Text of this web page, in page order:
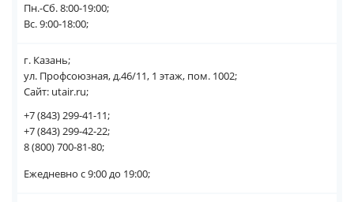
Пн.-Сб. 8:00-19:00;
Вс. 9:00-18:00;
г. Казань;
ул. Профсоюзная, д.46/11, 1 этаж, пом. 1002;
Сайт: utair.ru;
+7 (843) 299-41-11;
+7 (843) 299-42-22;
8 (800) 700-81-80;
Ежедневно с 9:00 до 19:00;